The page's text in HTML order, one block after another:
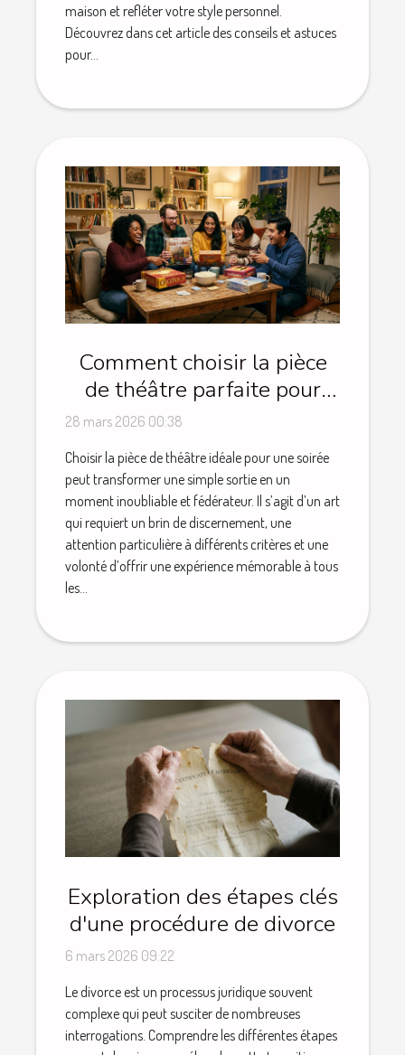
maison et refléter votre style personnel.
Découvrez dans cet article des conseils et astuces
pour...
Comment choisir la pièce
de théâtre parfaite pour
une soirée réussie ?
28 mars 2026 00:38
Choisir la pièce de théâtre idéale pour une soirée
peut transformer une simple sortie en un
moment inoubliable et fédérateur. Il s’agit d’un art
qui requiert un brin de discernement, une
attention particulière à différents critères et une
volonté d’offrir une expérience mémorable à tous
les...
Exploration des étapes clés
d'une procédure de divorce
6 mars 2026 09:22
Le divorce est un processus juridique souvent
complexe qui peut susciter de nombreuses
interrogations. Comprendre les différentes étapes